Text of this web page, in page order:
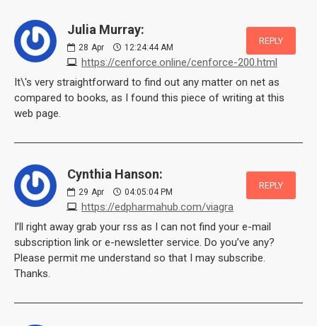
Julia Murray:
28 Apr 12:24:44 AM
https://cenforce.online/cenforce-200.html
REPLY
It\'s very straightforward to find out any matter on net as
compared to books, as I found this piece of writing at this
web page.
Cynthia Hanson:
29 Apr 04:05:04 PM
https://edpharmahub.com/viagra
REPLY
I’ll right away grab your rss as I can not find your e-mail
subscription link or e-newsletter service. Do you’ve any?
Please permit me understand so that I may subscribe.
Thanks.